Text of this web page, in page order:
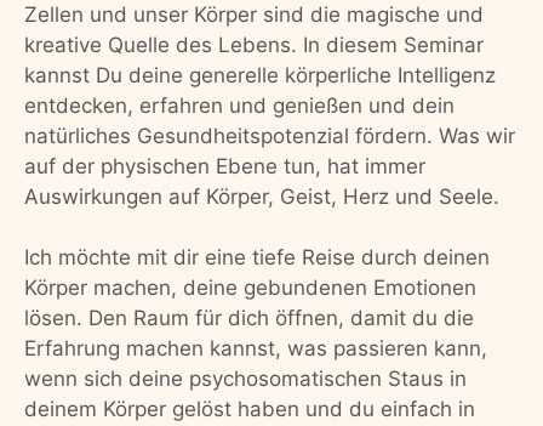
Zellen und unser Körper sind die magische und
kreative Quelle des Lebens. In diesem Seminar
kannst Du deine generelle körperliche Intelligenz
entdecken, erfahren und genießen und dein
natürliches Gesundheitspotenzial fördern. Was wir
auf der physischen Ebene tun, hat immer
Auswirkungen auf Körper, Geist, Herz und Seele.
Ich möchte mit dir eine tiefe Reise durch deinen
Körper machen, deine gebundenen Emotionen
lösen. Den Raum für dich öffnen, damit du die
Erfahrung machen kannst, was passieren kann,
wenn sich deine psychosomatischen Staus in
deinem Körper gelöst haben und du einfach in